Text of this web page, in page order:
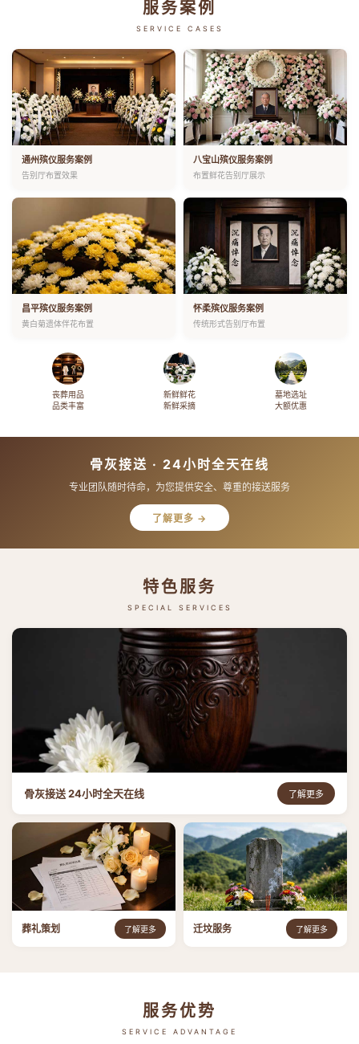
服务案例
SERVICE CASES
通州殡仪服务案例
告别厅布置效果
八宝山殡仪服务案例
布置鲜花告别厅展示
昌平殡仪服务案例
黄白菊遗体伴花布置
怀柔殡仪服务案例
传统形式告别厅布置
丧葬用品
品类丰富
新鲜鲜花
新鲜采摘
墓地选址
大额优惠
骨灰接送 · 24小时全天在线
专业团队随时待命，为您提供安全、尊重的接送服务
了解更多 →
特色服务
SPECIAL SERVICES
骨灰接送 24小时全天在线 了解更多
葬礼策划 了解更多 迁坟服务 了解更多
服务优势
SERVICE ADVANTAGE